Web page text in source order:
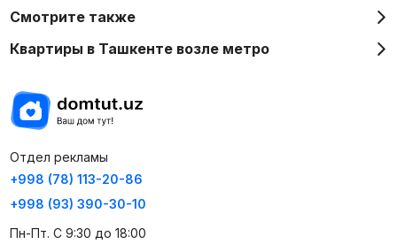
Смотрите также
Квартиры в Ташкенте возле метро
Отдел рекламы
+998 (78) 113-20-86
+998 (93) 390-30-10
Пн-Пт. С 9:30 до 18:00